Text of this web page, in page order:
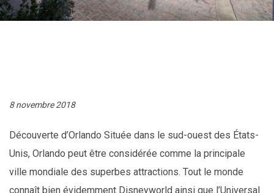
8 novembre 2018
Découverte d’Orlando Située dans le sud-ouest des États-
Unis, Orlando peut être considérée comme la principale
ville mondiale des superbes attractions. Tout le monde
connaît bien évidemment Disneyworld ainsi que l’Universal